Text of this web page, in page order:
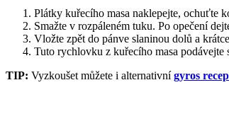
Plátky kuřecího masa naklepejte, ochuťte
Smažte v rozpáleném tuku. Po opečení
Vložte zpět do pánve slaninou dolů a
Tuto rychlovku z kuřecího masa
TIP: Vyzkoušet můžete i alternativnígyros